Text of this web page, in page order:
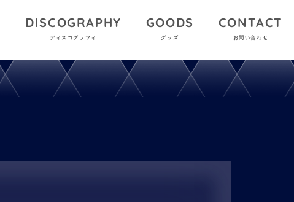
DISCOGRAPHY
ディスコグラフィ
GOODS
グッズ
CONTACT
お問い合わせ